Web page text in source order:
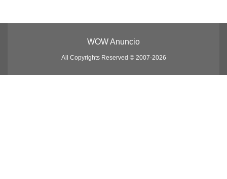
WOW Anuncio
All Copyrights Reserved © 2007-2026